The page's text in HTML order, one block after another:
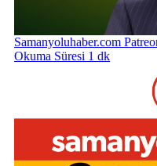
Samanyoluhaber.com
Okuma Süresi 1 dk